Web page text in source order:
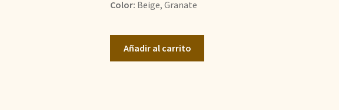
Color: Beige, Granate
Añadir al carrito